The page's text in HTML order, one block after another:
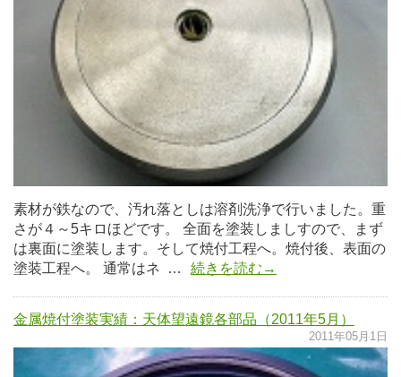
素材が鉄なので、汚れ落としは溶剤洗浄で行いました。重
さが４～5キロほどです。 全面を塗装しましすので、まず
は裏面に塗装します。そして焼付工程へ。焼付後、表面の
塗装工程へ。 通常はネ …
続きを読む→
金属焼付塗装実績：天体望遠鏡各部品（2011年5月）
2011年05月1日